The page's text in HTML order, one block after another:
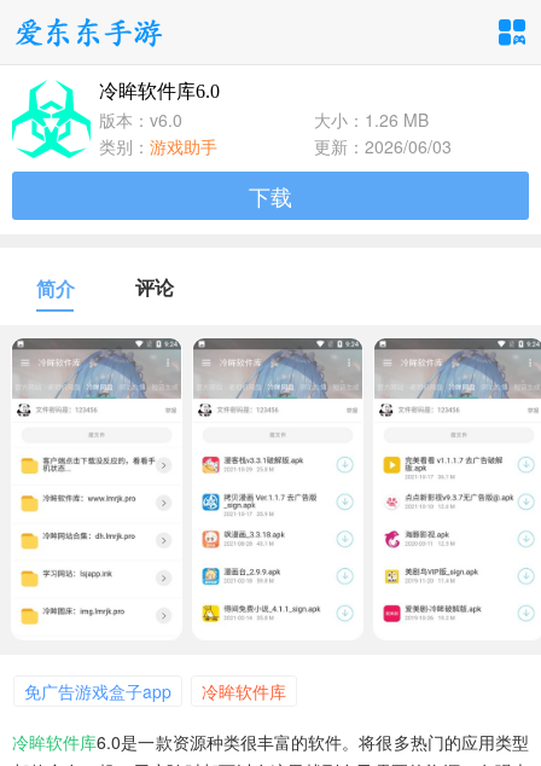
手游分类
卡牌回合
1百+款手游
1百+款手游
体育竞速
1百+款手游
冒险解谜
1百+款手游
模拟经营
1百+款手游
音乐舞蹈
1百+款手游
儿童教育
1百+款手游
冷眸软件库6.0
版本：v6.0
大小：1.26 MB
类别： 游戏助手 更新：2026/06/03
下载
简介 评论
免广告游戏盒子app 冷眸软件库
冷眸软件库6.0是一款资源种类很丰富的软件。将很多热门的应用类型